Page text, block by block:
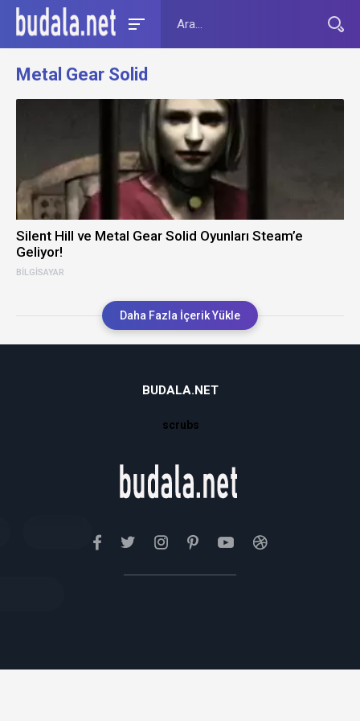
Metal Gear Solid
BILGISAYAR
Silent Hill ve Metal Gear Solid Oyunları Steam’e
Geliyor!
Daha Fazla İçerik Yükle
BUDALA.NET
scrubs